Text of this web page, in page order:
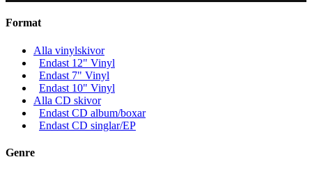
Format
Alla vinylskivor
Endast 12" Vinyl
Endast 7" Vinyl
Endast 10" Vinyl
Alla CD skivor
Endast CD album/boxar
Endast CD singlar/EP
Genre